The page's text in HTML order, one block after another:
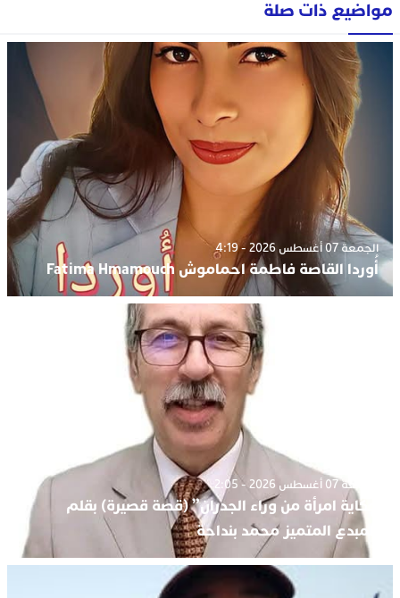
مواضيع ذات صلة
الجمعة 07 أغسطس 2026 - 4:19
أُوردا القاصة فاطمة احماموش Fatima Hmamouch
الجمعة 07 أغسطس 2026 - 2:05
حكاية امرأة من وراء الجدران” (قصة قصيرة) بقلم
المبدع المتميز محمد بنداحة